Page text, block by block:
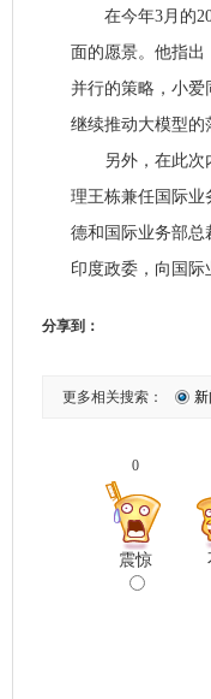
在今年3月的
面的愿景。他指
并行的策略，小爱
继续推动大模型的
另外，在此次内
理王栋兼任国际业
德和国际业务部总
印度政委，向国际
分享到：
更多相关搜索： 新
0
震惊